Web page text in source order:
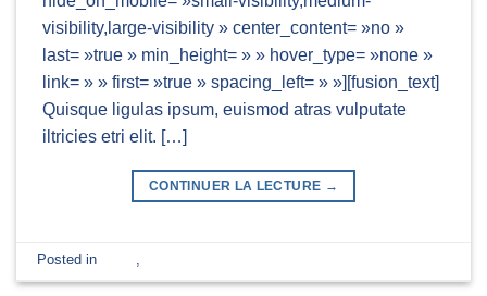
visibility,large-visibility » center_content= »no »
last= »true » min_height= » » hover_type= »none »
link= » » first= »true » spacing_left= » »][fusion_text]
Quisque ligulas ipsum, euismod atras vulputate
iltricies etri elit. […]
CONTINUER LA LECTURE →
Posted in ,